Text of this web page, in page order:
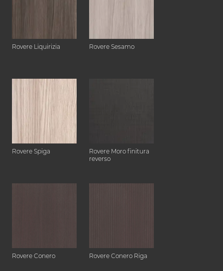
Rovere Liquirizia Rovere Sesamo
Rovere Spiga
Rovere Moro finitura
reverso
Rovere Conero Rovere Conero Riga